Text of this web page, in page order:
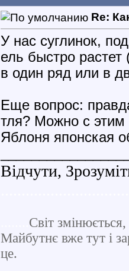
Re:
У нас суглинок,
ель быстро
в один ряд или в
Еще вопрос:
тля? Можно с этим
Яблоня японская
Відчути,
Світ
Майбутнє вже тут і
це.